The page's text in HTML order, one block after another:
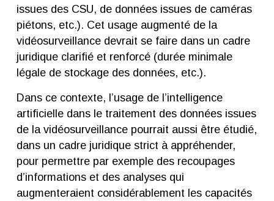
issues des CSU, de données issues de caméras
piétons, etc.). Cet usage augmenté de la
vidéosurveillance devrait se faire dans un cadre
juridique clarifié et renforcé (durée minimale
légale de stockage des données, etc.).
Dans ce contexte, l’usage de l’intelligence
artificielle dans le traitement des données issues
de la vidéosurveillance pourrait aussi être étudié,
dans un cadre juridique strict à appréhender,
pour permettre par exemple des recoupages
d’informations et des analyses qui
augmenteraient considérablement les capacités